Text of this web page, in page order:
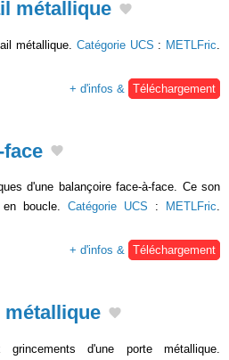
métallique
métallique. Catégorie UCS : METLFric
+ d'infos &
Téléchargement
d'une balançoire face-à-face. Ce son
boucle. Catégorie UCS : METLFric.
+ d'infos & Téléchargement
métallique
d'une porte métallique.